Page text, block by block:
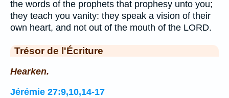
the words of the prophets that prophesy unto you;
they teach you vanity: they speak a vision of their
own heart, and not out of the mouth of the LORD.
Trésor de l'Écriture
Hearken.
Jérémie 27:9,10,14-17